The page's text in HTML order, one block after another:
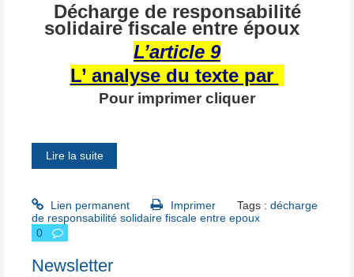
Décharge de responsabilité
solidaire fiscale entre époux
L’article 9
L’ analyse du texte par
Pour imprimer cliquer
Lire la suite
Lien permanent Imprimer Tags : décharge
de responsabilité solidaire fiscale entre epoux
0
Newsletter